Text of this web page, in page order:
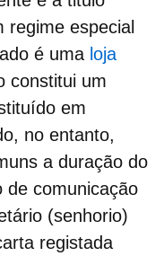
regime especial
é uma loja
constitui um
em
no entanto,
a duração do
de comunicação
(senhorio)
registada